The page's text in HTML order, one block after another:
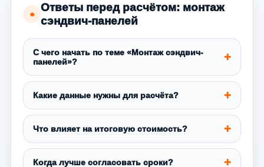
●
Ответы перед расчётом: монтаж
сэндвич-панелей
С чего начать по теме «Монтаж сэндвич-
панелей»?
Какие данные нужны для расчёта?
Что влияет на итоговую стоимость?
Когда лучше согласовать сроки?